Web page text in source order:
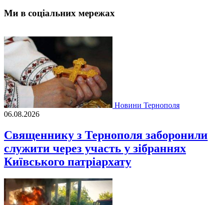
Ми в соціальних мережах
Новини Тернополя
06.08.2026
Священнику з Тернополя заборонили
служити через участь у зібраннях
Київського патріархату